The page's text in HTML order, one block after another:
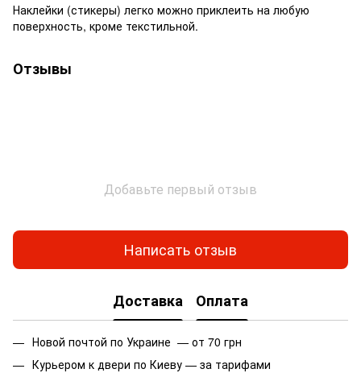
Наклейки (стикеры) легко можно приклеить на любую
поверхность, кроме текстильной.
Отзывы
Добавьте первый отзыв
Написать отзыв
Доставка Оплата
Новой почтой по Украине — от 70 грн
Курьером к двери по Киеву — за тарифами